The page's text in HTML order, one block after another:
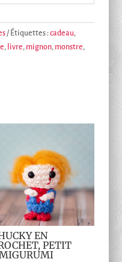
Étiquettes :cadeau,
, livre, mignon, monstre,
EN
PETIT